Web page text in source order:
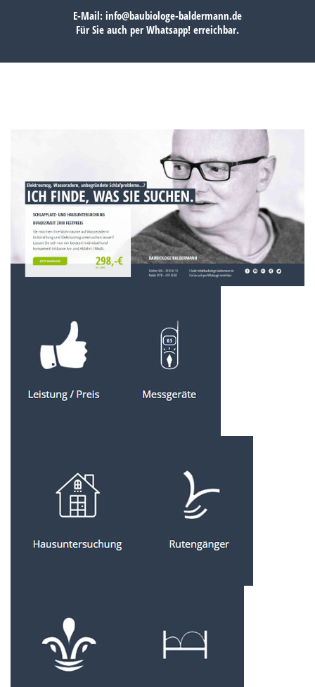
E-Mail: info@baubiologe-baldermann.de
Für Sie auch per Whatsapp! erreichbar.